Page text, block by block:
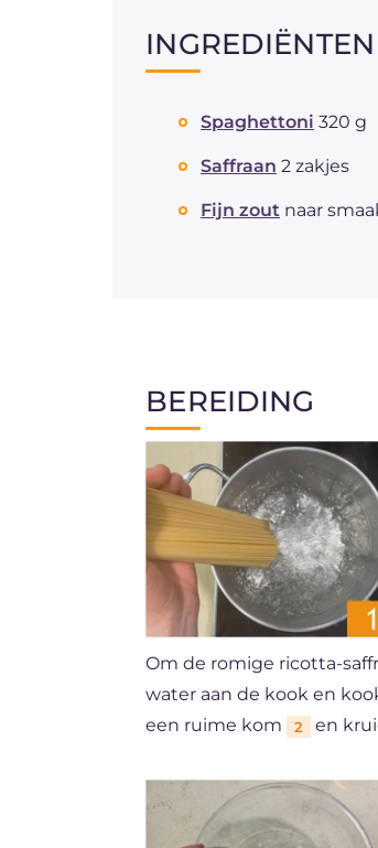
INGREDIËNTEN
Spaghettoni 320 g
Saffraan 2 zakjes
Fijn zout naar
BEREIDING
Om de romige ricotta-
water aan de kook en
een ruime kom
2 en